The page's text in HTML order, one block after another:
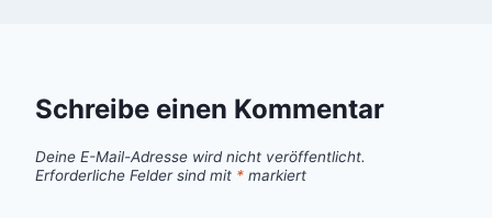
Schreibe einen Kommentar
Deine E-Mail-Adresse wird nicht veröffentlicht.
Erforderliche Felder sind mit * markiert